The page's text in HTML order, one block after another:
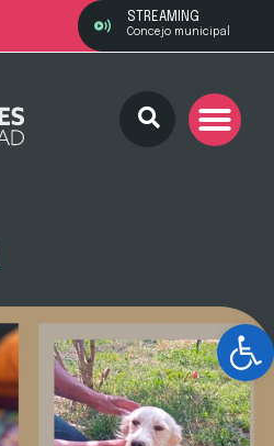
STREAMING
Concejo municipal